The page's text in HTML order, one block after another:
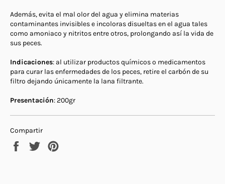
Además, evita el mal olor del agua y elimina materias
contaminantes invisibles e incoloras disueltas en el agua tales
como amoniaco y nitritos entre otros, prolongando así la vida de
sus peces.
Indicaciones: al utilizar productos químicos o medicamentos
para curar las enfermedades de los peces, retire el carbón de su
filtro dejando únicamente la lana filtrante.
Presentación: 200gr
Compartir
Compartir
Tuitear